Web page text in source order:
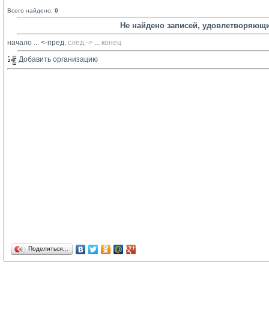
Всего найдено: 0
Не найдено записей,
начало ... <-пред. след.-> ... конец
Добавить организацию
Поделиться…